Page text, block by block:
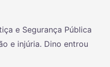
e Segurança Pública
e injúria. Dino entrou